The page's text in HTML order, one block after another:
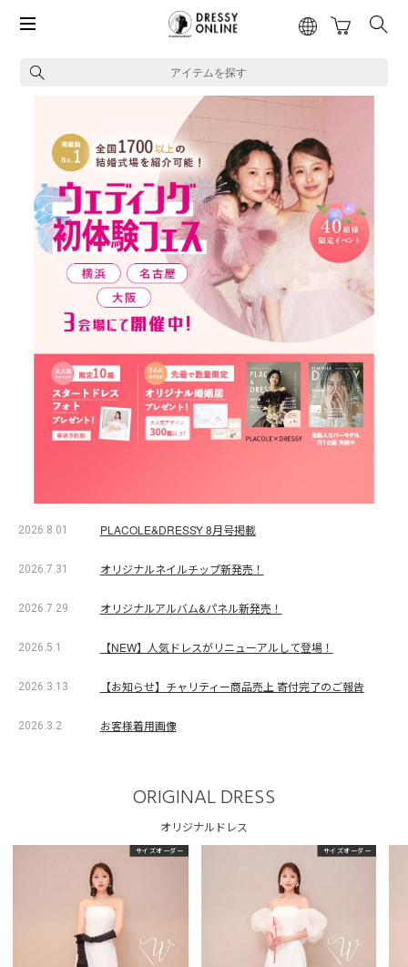
アイテムを探す
2026.8.01 PLACOLE&DRESSY 8月号掲載
2026.7.31 オリジナルネイルチップ新発売！
2026.7.29 オリジナルアルバム&パネル新発売！
2026.5.1 【NEW】人気ドレスがリニューアルして登場！
2026.3.13 【お知らせ】チャリティー商品売上 寄付完了のご報告
2026.3.2 お客様着用画像
ORIGINAL DRESS
オリジナルドレス
サイズオーダー サイズオーダー